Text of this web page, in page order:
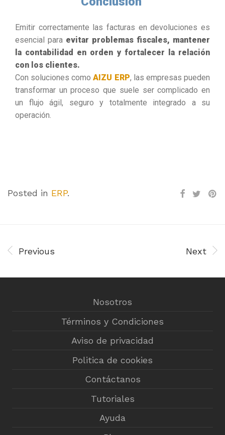
Emitir correctamente las facturas en devoluciones es
esencial para evitar problemas fiscales, mantener
la contabilidad en orden y fortalecer la relación
con los clientes.
Con soluciones comoAIZU ERP, las empresas pueden
transformar un proceso que suele ser complicado en
un flujo ágil, seguro y totalmente integrado a su
operación.
Posted in ERP.
Previous Next
Nosotros
Términos y Condiciones
Aviso de privacidad
Politica de cookies
Contáctanos
Tutoriales
Ayuda